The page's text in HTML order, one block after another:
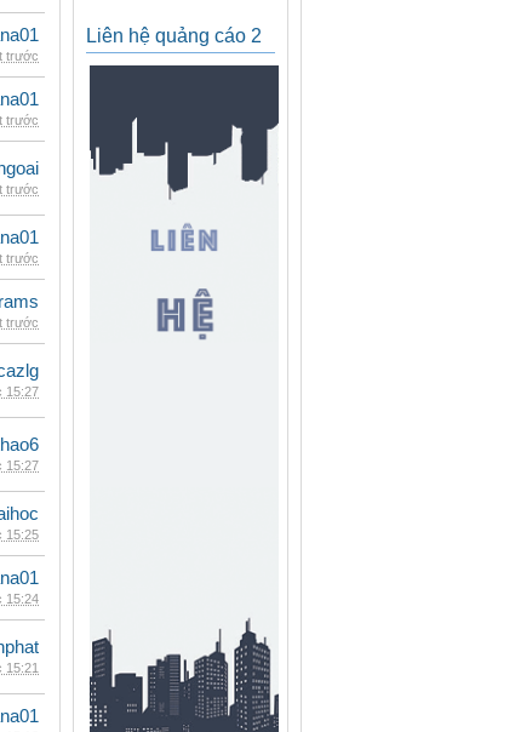
trước
trước
trước
trước
trước
15:27
15:27
15:25
15:24
15:21
Liên hệ quảng cáo 2